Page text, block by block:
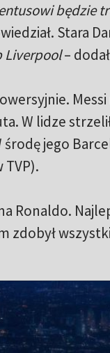
będzie
Stara
Liverpool–
W lidze
jego
Ronaldo.